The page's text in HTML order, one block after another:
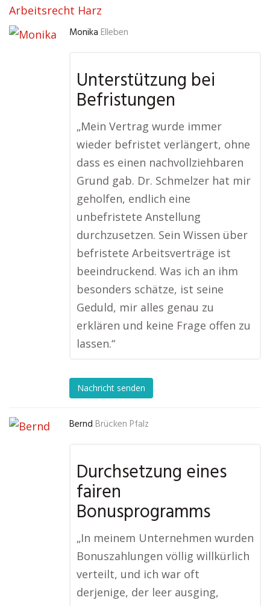
Arbeitsrecht Harz
Monika Elleben
Unterstützung bei
Befristungen
„Mein Vertrag wurde immer
wieder befristet verlängert, ohne
dass es einen nachvollziehbaren
Grund gab. Dr. Schmelzer hat mir
geholfen, endlich eine
unbefristete Anstellung
durchzusetzen. Sein Wissen über
befristete Arbeitsverträge ist
beeindruckend. Was ich an ihm
besonders schätze, ist seine
Geduld, mir alles genau zu
erklären und keine Frage offen zu
lassen.“
Nachricht senden
Bernd Brücken Pfalz
Durchsetzung eines
fairen
Bonusprogramms
„In meinem Unternehmen wurden
Bonuszahlungen völlig willkürlich
verteilt, und ich war oft
derjenige, der leer ausging,